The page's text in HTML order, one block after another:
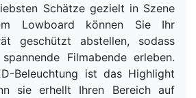
Schätze gezielt in Szene
Lowboard können Sie Ihr
geschützt abstellen, sodass
Filmabende erleben.
Beleuchtung ist das Highlight
sie erhellt Ihren Bereich auf